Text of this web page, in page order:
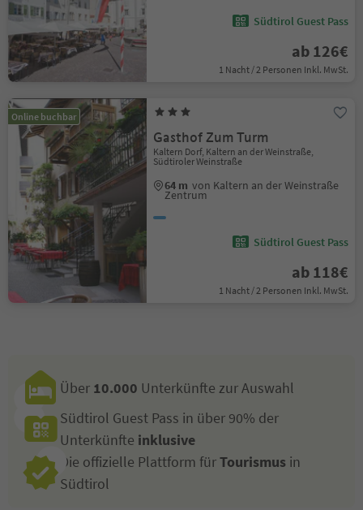
Südtirol Guest Pass
ab 126€
1 Nacht / 2 Personen Inkl. MwSt.
Online buchbar
Gasthof Zum Turm
Kaltern Dorf, Kaltern an der Weinstraße,
Südtiroler Weinstraße
64 m von Kaltern an der Weinstraße
Zentrum
Südtirol Guest Pass
ab 118€
1 Nacht / 2 Personen Inkl. MwSt.
Über 10.000 Unterkünfte zur Auswahl
Südtirol Guest Pass in über 90% der
Unterkünfte inklusive
Die offizielle Plattform fürTourismus in
Südtirol